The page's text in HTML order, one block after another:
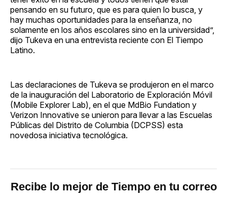
pensando en su futuro, que es para quien lo busca, y
hay muchas oportunidades para la enseñanza, no
solamente en los años escolares sino en la universidad”,
dijo Tukeva en una entrevista reciente con El Tiempo
Latino.
Las declaraciones de Tukeva se produjeron en el marco
de la inauguración del Laboratorio de Exploración Móvil
(Mobile Explorer Lab), en el que MdBio Fundation y
Verizon Innovative se unieron para llevar a las Escuelas
Públicas del Distrito de Columbia (DCPSS) esta
novedosa iniciativa tecnológica.
Recibe lo mejor de Tiempo en tu correo